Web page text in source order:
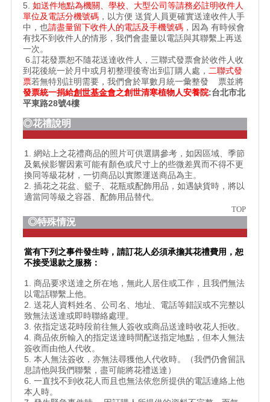
5. 如送件地點為機關、學校、大型公司等請務必註明收件人
單位及電話分機號碼 ，以方便 送貨人員更確實送達收件人手
中，也請盡量留下收件人的電話及手機號碼 ，因為 有時候會
有找不到收件人的情形，我們會盡量以電話與其聯繫上再送
一次。
6.訂花發票恕不隨花送達收件人，三聯式發票會於收件人收
到花後統一於月中或月初整理後寄出到訂購人處， 二聯式發
票若無特別註明需要，我們會於單數月統一彙整發 票並將
發票統一捐給創世基金會之創世清寒植物人安養院:台北市北
平東路28號4樓
◎花禮說明
1. 網站上之花禮商品的照片可供選購參考，如因區域、季節
及氣候影響因素可能有顏色或尺寸上的些微差異而不得不更
換同等級花材，一切商品以實際運送商品為主。
2. 插花之花盆、籃子、花瓶或配飾用品，如遇缺貨時，將以
適當同等級之容器、配飾用品替代。
TOP
◎特殊情況
當有下列之事件發生時，請訂花人必須承擔其花禮費用，恕
不接受退款之服務：
1. 商品要求送達之所在地，無此人居住或工作，且我們無法
以電話聯繫上他。
2. 送花人資料姓名、公司名、地址、電話等錯誤或不完整以
致無法送達或即時聯絡處理。
3. 依指定送花時段前往無人簽收或商品送達時收花人拒收。
4. 商品依所輸入的指定送達時間配送指定地點，但本人無法
簽收而由他人代收。
5. 本人無法簽收，亦無法尋獲他人代收時。（我們仍會留訊
息請他與我們聯繫，盡可能將花禮送達）
6. 一直找不到收花人而且也無法依您所提供的電話連絡上他
本人時。